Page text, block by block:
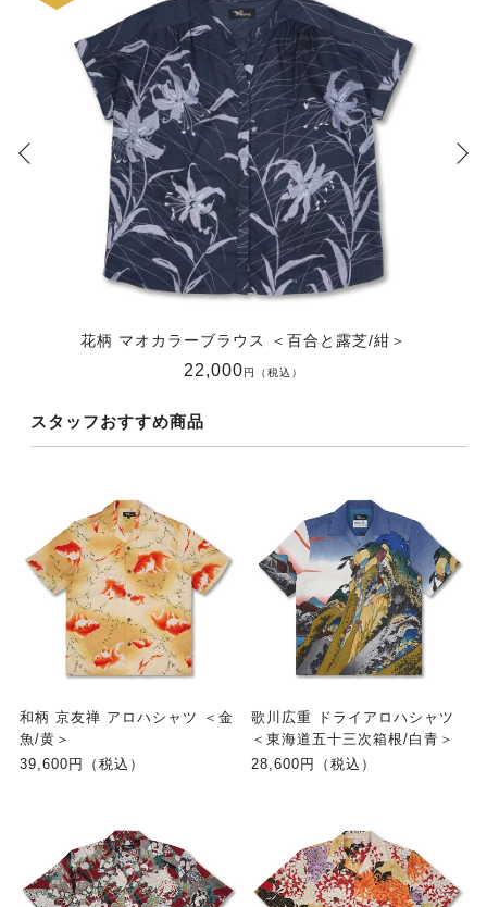
花柄 マオカラーブラウス ＜百合と露芝/紺＞
22,000円（税込）
スタッフおすすめ商品
和柄 京友禅 アロハシャツ ＜金
魚/黄＞
39,600円（税込）
歌川広重 ドライアロハシャツ
＜東海道五十三次箱根/白青＞
28,600円（税込）